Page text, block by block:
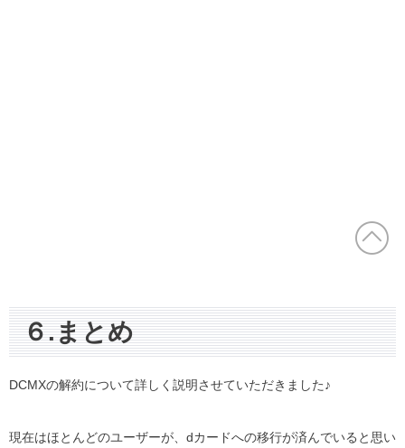
６.まとめ
DCMXの解約について詳しく説明させていただきました♪
現在はほとんどのユーザーが、dカードへの移行が済んでいると思い